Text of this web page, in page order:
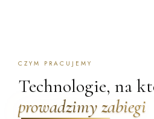
CZYM PRACUJEMY
Technologie, na
prowadzimy zabiegi